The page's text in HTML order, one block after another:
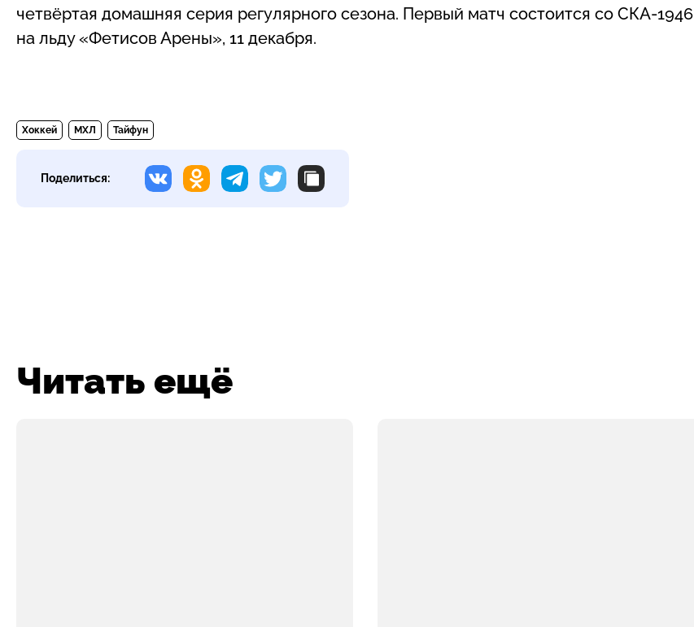
четвёртая домашняя серия регулярного сезона. Первый матч состоится со СКА-1946
на льду «Фетисов Арены», 11 декабря.
Хоккей МХЛ Тайфун
Поделиться:
Читать ещё